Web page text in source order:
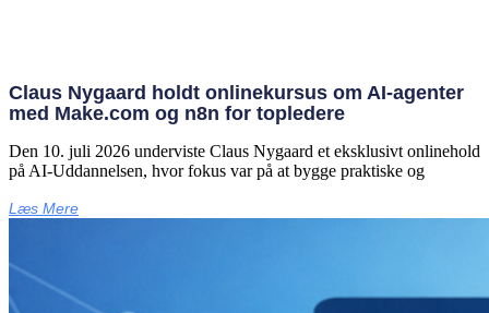
Claus Nygaard holdt onlinekursus om AI‑agenter
med Make.com og n8n for topledere
Den 10. juli 2026 underviste Claus Nygaard et eksklusivt onlinehold
på AI‑Uddannelsen, hvor fokus var på at bygge praktiske og
Læs Mere